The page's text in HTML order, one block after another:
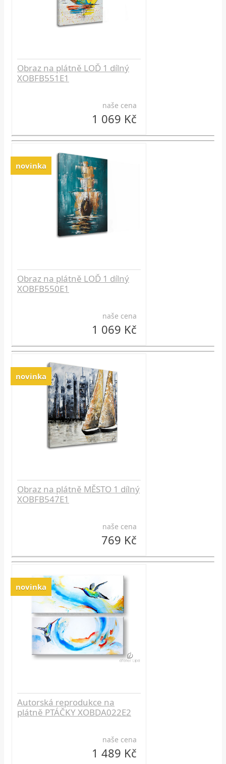
Obraz na plátně LOĎ 1 dílný
XOBFB551E1
naše cena
1 069 Kč
Obraz na plátně LOĎ 1 dílný
XOBFB550E1
naše cena
1 069 Kč
novinka
Obraz na plátně MĚSTO 1 dílný
XOBFB547E1
naše cena
769 Kč
novinka
Autorská reprodukce na
plátně PTÁČKY XOBDA022E2
naše cena
1 489 Kč
novinka